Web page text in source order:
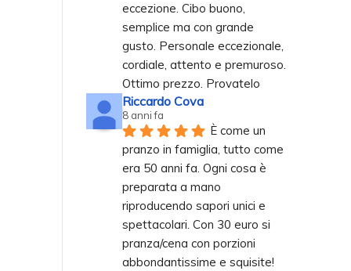
eccezione. Cibo buono,
semplice ma con grande
gusto. Personale eccezionale,
cordiale, attento e premuroso.
Ottimo prezzo. Provatelo
Riccardo Cova
8 anni fa
È come un
pranzo in famiglia, tutto come
era 50 anni fa. Ogni cosa è
preparata a mano
riproducendo sapori unici e
spettacolari. Con 30 euro si
pranza/cena con porzioni
abbondantissime e squisite!